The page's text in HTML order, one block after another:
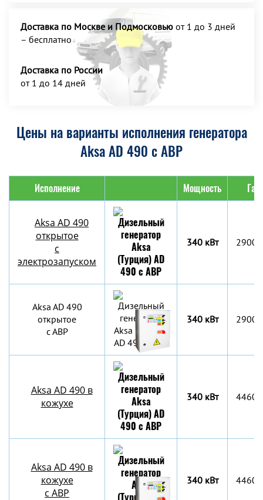
Доставка по Москве и Подмосковью от 1 до 3 дней
– бесплатно
Доставка по России
от 1 до 14 дней
Цены на варианты исполнения генератора
Aksa AD 490 с АВР
Исполнение Мощность
Aksa AD 490
открытое
с
электрозапуском
340 кВт
Aksa AD 490
открытое
с АВР
340 кВт
Aksa AD 490 в
кожухе
340 кВт
Aksa AD 490 в
кожухе
с АВР
340 кВт